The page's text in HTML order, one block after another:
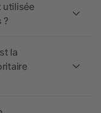
utilisée
?
la